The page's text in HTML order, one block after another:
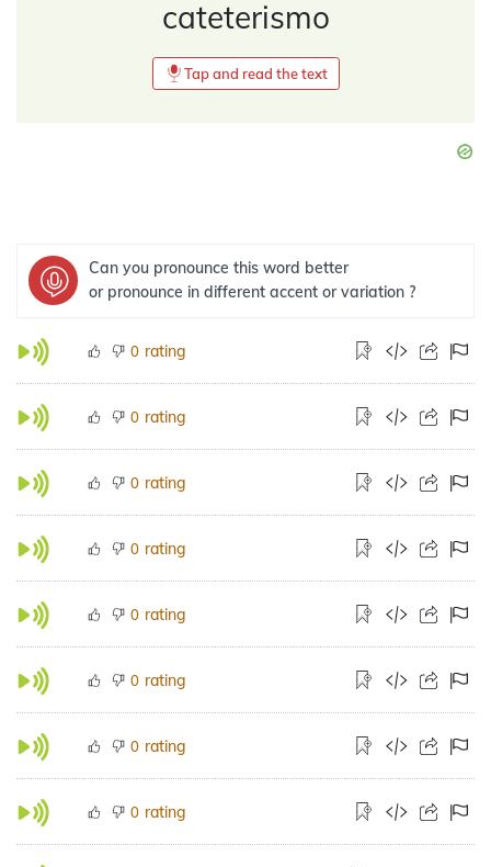
cateterismo
Tap and read the text
Can you pronounce this word better
or pronounce in different accent or variation ?
0 rating
0 rating
0 rating
0 rating
0 rating
0 rating
0 rating
0 rating